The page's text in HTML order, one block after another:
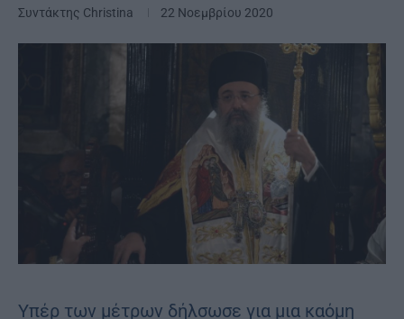
Συντάκτης Christina 22 Νοεμβρίου 2020
Υπέρ των μέτρων δήλσωσε για μια καόμη